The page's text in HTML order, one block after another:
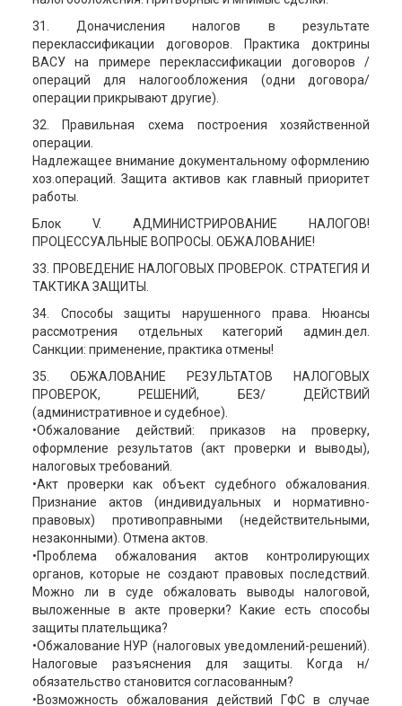
31. Доначисления налогов в результате
переклассификации договоров. Практика доктрины
ВАСУ на примере переклассификации договоров /
операций для налогообложения (одни договора/
операции прикрывают другие).
32. Правильная схема построения хозяйственной
операции.
Надлежащее внимание документальному оформлению
хоз.операций. Защита активов как главный приоритет
работы.
Блок V. АДМИНИСТРИРОВАНИЕ НАЛОГОВ!
ПРОЦЕССУАЛЬНЫЕ ВОПРОСЫ. ОБЖАЛОВАНИЕ!
33. ПРОВЕДЕНИЕ НАЛОГОВЫХ ПРОВЕРОК. СТРАТЕГИЯ И
ТАКТИКА ЗАЩИТЫ.
34. Способы защиты нарушенного права. Нюансы
рассмотрения отдельных категорий админ.дел.
Санкции: применение, практика отмены!
35. ОБЖАЛОВАНИЕ РЕЗУЛЬТАТОВ НАЛОГОВЫХ
ПРОВЕРОК, РЕШЕНИЙ, БЕЗ/ ДЕЙСТВИЙ
(административное и судебное).
•Обжалование действий: приказов на проверку,
оформление результатов (акт проверки и выводы),
налоговых требований.
•Акт проверки как объект судебного обжалования.
Признание актов (индивидуальных и нормативно-
правовых) противоправными (недействительными,
незаконными). Отмена актов.
•Проблема обжалования актов контролирующих
органов, которые не создают правовых последствий.
Можно ли в суде обжаловать выводы налоговой,
выложенные в акте проверки? Какие есть способы
защиты плательщика?
•Обжалование НУР (налоговых уведомлений-решений).
Налоговые разъяснения для защиты. Когда н/
обязательство становится согласованным?
•Возможность обжалования действий ГФС в случае